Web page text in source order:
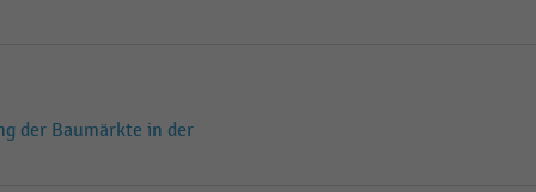
der Baumärkte in der